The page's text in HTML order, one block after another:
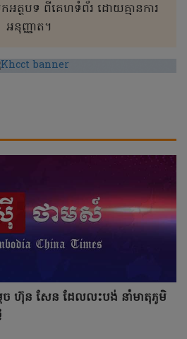
អត្ថបទ ពីគេហទំព័រ ដោយគ្មានការ
អនុញ្ញាត។
េច ហ៊ុន សែន ដែលលះបង់ នាំមាតុភូមិ